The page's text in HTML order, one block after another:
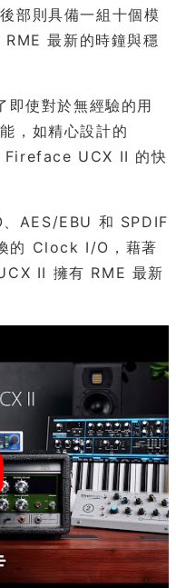
部則具備一組十個模
最新的時鐘與穩
即使對於無經驗的用
，如精心設計的
UCX II 的快
AES/EBU 和 SPDIF
的 Clock I/O，藉著
II 擁有 RME 最新